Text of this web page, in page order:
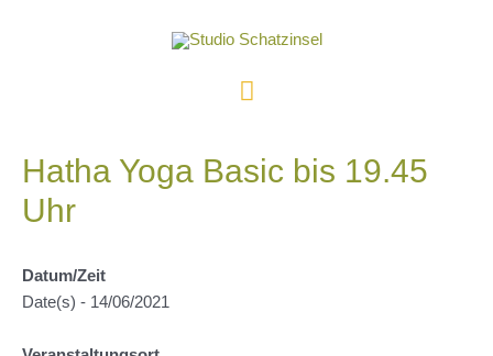
Hauptmenü
Hatha Yoga Basic bis 19.45
Uhr
Datum/Zeit
Date(s) - 14/06/2021